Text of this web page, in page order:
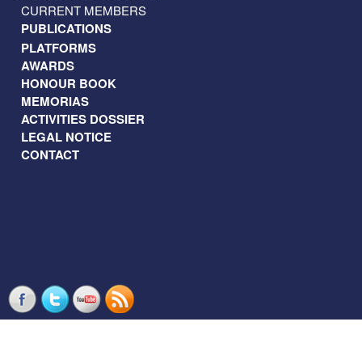
CURRENT MEMBERS
PUBLICATIONS
PLATFORMS
AWARDS
HONOUR BOOK
MEMORIAS
ACTIVITIES DOSSIER
LEGAL NOTICE
CONTACT